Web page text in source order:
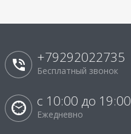
+79292022735
Бесплатный звонок
с 10:00 до 19:00
Ежедневно